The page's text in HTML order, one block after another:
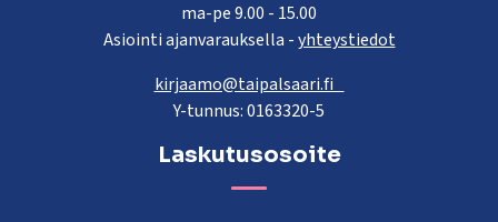
ma-pe 9.00 - 15.00
Asiointi ajanvarauksella -yhteystiedot
kirjaamo@taipalsaari.fi
Y-tunnus: 0163320-5
Laskutusosoite